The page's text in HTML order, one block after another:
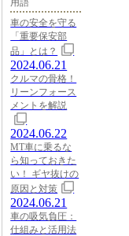
用語
車の安全を守る
「重要保安部
品」とは？
2024.06.21
クルマの骨格！
リーンフォース
メントを解説
2024.06.22
MT車に乗るな
ら知っておきた
い！ ギヤ抜けの
原因と対策
2024.06.21
車の吸気負圧：
仕組みと活用法